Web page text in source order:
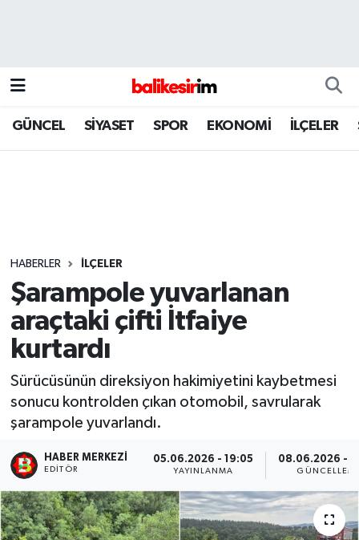
GÜNCEL SİYASET SPOR EKONOMİ İLÇELER
HABERLER İLÇELER
Şarampole yuvarlanan
araçtaki çifti İtfaiye
kurtardı
Sürücüsünün direksiyon hakimiyetini kaybetmesi
sonucu kontrolden çıkan otomobil, savrularak
şarampole yuvarlandı.
HABER MERKEZI
EDITÖR
05.06.2026 - 19:05
YAYINLANMA
08.06.2026 -